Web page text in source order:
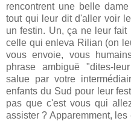
rencontrent une belle
tout qui leur dit d'aller voir
un festin. Un, ça ne leur
celle qui enleva Rilian (on
vous envoie, vous
phrase ambiguë "dites-
salue par votre
enfants du Sud pour leur
pas que c'est vous qui
assister ? Apparemment,